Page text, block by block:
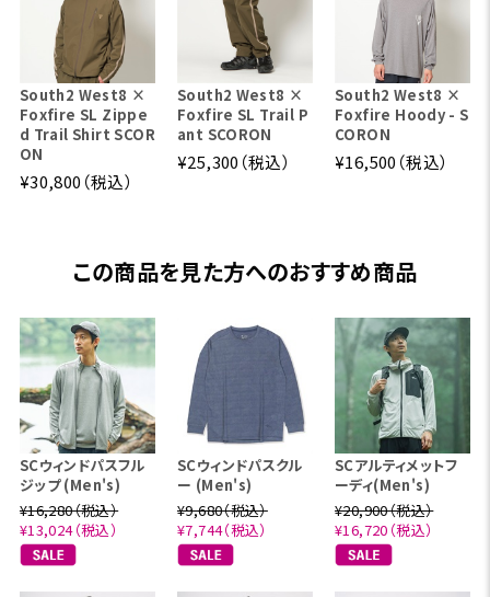
South2 West8 ×
Foxfire SL Zippe
d Trail Shirt SCOR
ON
¥30,800（税込）
South2 West8 ×
Foxfire SL Trail P
ant SCORON
¥25,300（税込）
South2 West8 ×
Foxfire Hoody - S
CORON
¥16,500（税込）
この商品を見た方へのおすすめ商品
SCウィンドパスフル
ジップ (Men's)
¥16,280（税込）
¥13,024（税込）
SCウィンドパスクル
ー (Men's)
¥9,680（税込）
¥7,744（税込）
SCアルティメットフ
ーディ(Men's)
¥20,900（税込）
¥16,720（税込）